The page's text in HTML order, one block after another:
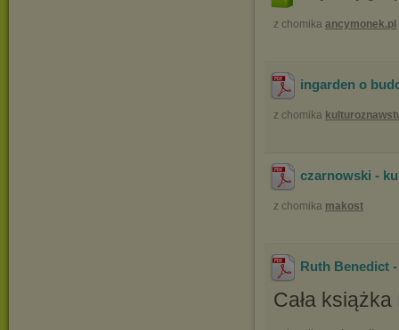
z chomika ancymonek.pl
ingarden o
z chomika
czarnowski -
z chomika makost
Ruth Benedict
Cała